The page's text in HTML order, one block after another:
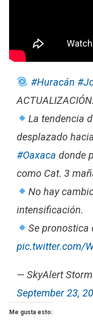
#Huracán
La tendencia
desplazado
#Oaxaca donde
como Cat. 3
No hay
intensificación.
Se pronostica
pic.twitter.com/
— SkyAlert
September 23,
Me gusta esto: